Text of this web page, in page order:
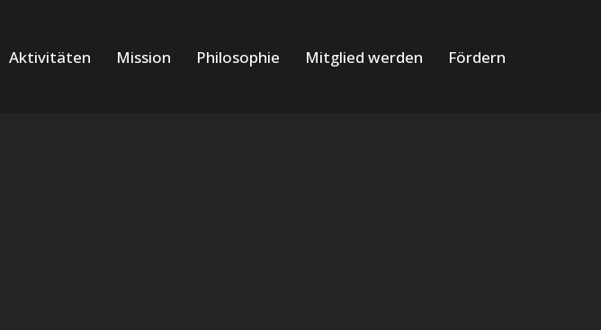
Aktivitäten Mission Philosophie Mitglied werden Fördern